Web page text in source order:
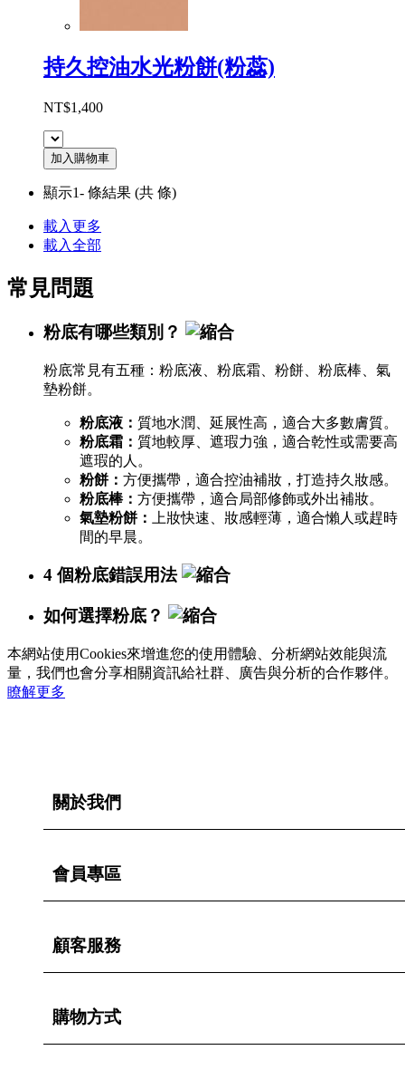
持久控油水光粉餅(粉蕊)
NT$1,400
加入購物車
顯示1- 條結果 (共 條)
載入更多
載入全部
常見問題
粉底有哪些類別？
粉底常見有五種：粉底液、粉底霜、粉餅、粉底棒、氣
墊粉餅。
粉底液： 質地水潤、延展性高，適合大多數膚質。
粉底霜： 質地較厚、遮瑕力強，適合乾性或需要高
遮瑕的人。
粉餅： 方便攜帶，適合控油補妝，打造持久妝感。
粉底棒： 方便攜帶，適合局部修飾或外出補妝。
氣墊粉餅：
上妝快速、妝感輕薄，適合懶人或趕時
間的早晨。
4 個粉底錯誤用法
如何選擇粉底？
本網站使用Cookies來增進您的使用體驗、分析網站效能與流
量，我們也會分享相關資訊給社群、廣告與分析的合作夥伴。
瞭解更多
關於我們
會員專區
顧客服務
購物方式